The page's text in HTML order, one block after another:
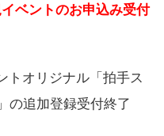
ベントのお申込み受付
トオリジナル「拍手ス
の追加登録受付終了